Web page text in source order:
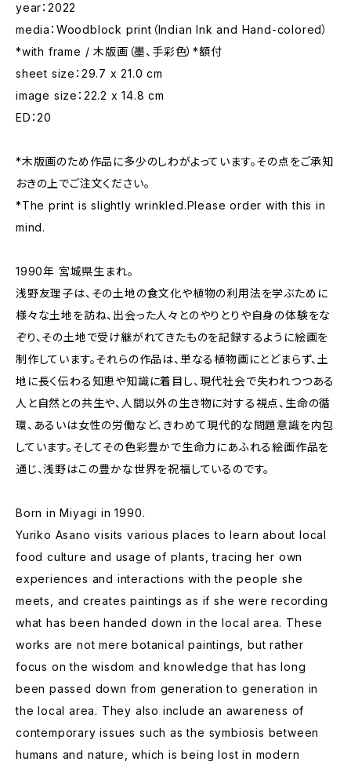
year：2022
media：Woodblock print（Indian Ink and Hand-colored）
*with frame / 木版画（墨、手彩色）*額付
sheet size：29.7 x 21.0 cm
image size：22.2 x 14.8 cm
ED：20
*木版画のため作品に多少のしわがよっています。その点をご承知
おきの上でご注文ください。
*The print is slightly wrinkled.Please order with this in
mind.
1990年 宮城県生まれ。
浅野友理子は、その土地の食文化や植物の利用法を学ぶために
様々な土地を訪ね、出会った人々とのやりとりや自身の体験をな
ぞり、その土地で受け継がれてきたものを記録するように絵画を
制作しています。それらの作品は、単なる植物画にとどまらず、土
地に長く伝わる知恵や知識に着目し、現代社会で失われつつある
人と自然との共生や、人間以外の生き物に対する視点、生命の循
環、あるいは女性の労働など、きわめて現代的な問題意識を内包
しています。そしてその色彩豊かで生命力にあふれる絵画作品を
通じ、浅野はこの豊かな世界を祝福しているのです。
Born in Miyagi in 1990.
Yuriko Asano visits various places to learn about local
food culture and usage of plants, tracing her own
experiences and interactions with the people she
meets, and creates paintings as if she were recording
what has been handed down in the local area. These
works are not mere botanical paintings, but rather
focus on the wisdom and knowledge that has long
been passed down from generation to generation in
the local area. They also include an awareness of
contemporary issues such as the symbiosis between
humans and nature, which is being lost in modern